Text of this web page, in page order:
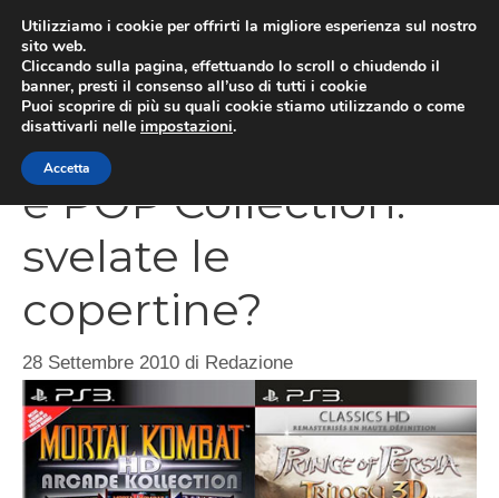
contenuto
Mortal Kombat HD
e POP Collection:
svelate le
copertine?
28 Settembre 2010 di Redazione
Utilizziamo i cookie per offrirti la migliore esperienza sul nostro
sito web.
Cliccando sulla pagina, effettuando lo scroll o chiudendo il
banner, presti il consenso all’uso di tutti i cookie
Puoi scoprire di più su quali cookie stiamo utilizzando o come
disattivarli nelle impostazioni.
Accetta